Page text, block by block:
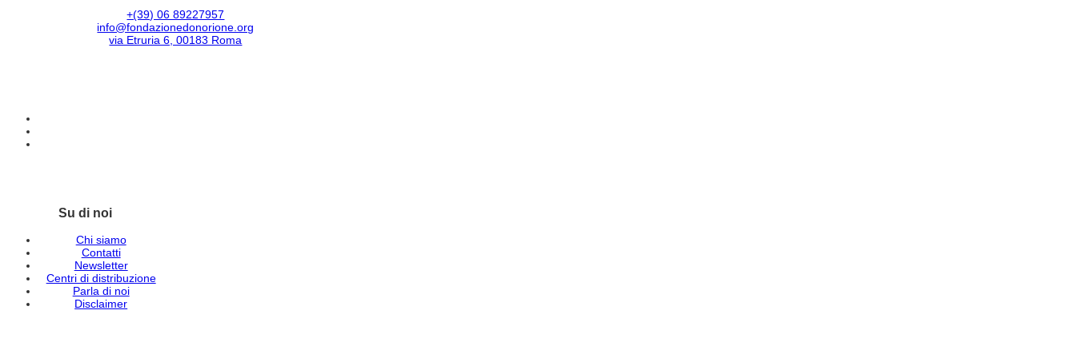
+(39) 06 89227957
info@fondazionedonorione.org
via Etruria 6, 00183 Roma
Su di noi
Chi siamo
Contatti
Newsletter
Centri di distribuzione
Parla di noi
Disclaimer